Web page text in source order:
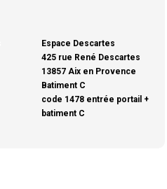
Espace Descartes
425 rue René Descartes
13857 Aix en Provence
Batiment C
code 1478 entrée portail +
batiment C